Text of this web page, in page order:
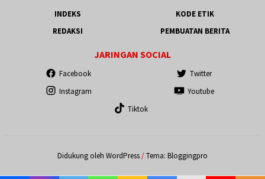
INDEKS
KODE ETIK
REDAKSI
PEMBUATAN BERITA
JARINGAN SOCIAL
Facebook
Twitter
Instagram
Youtube
Tiktok
Didukung oleh WordPress/Tema: Bloggingpro